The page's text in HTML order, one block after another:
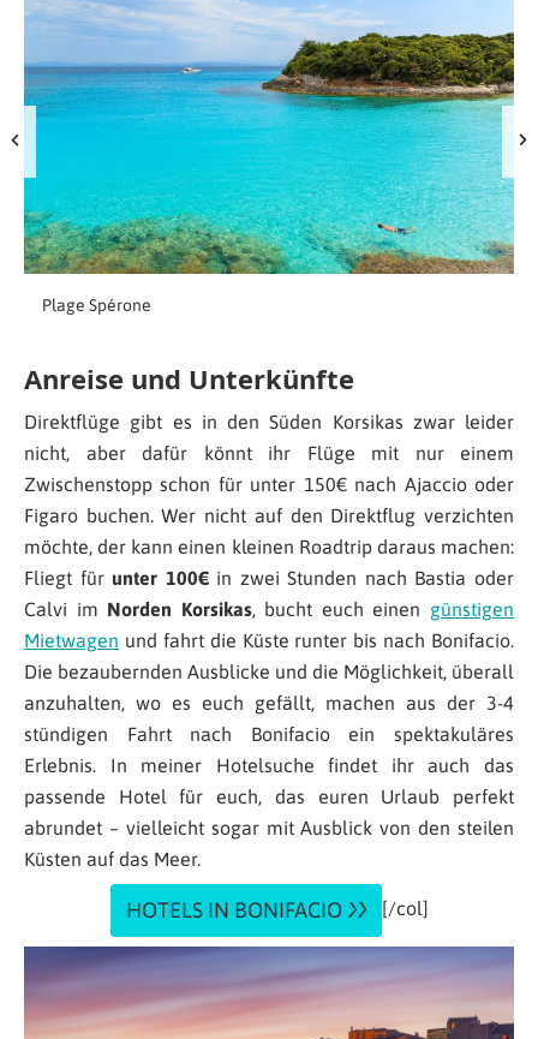
Plage Spérone
Anreise und Unterkünfte
Direktflüge gibt es in den Süden Korsikas zwar leider
nicht, aber dafür könnt ihr Flüge mit nur einem
Zwischenstopp schon für unter 150€ nach Ajaccio oder
Figaro buchen. Wer nicht auf den Direktflug verzichten
möchte, der kann einen kleinen Roadtrip daraus machen:
Fliegt für unter 100€ in zwei Stunden nach Bastia oder
Calvi im Norden Korsikas, bucht euch einen günstigen
Mietwagen und fahrt die Küste runter bis nach Bonifacio.
Die bezaubernden Ausblicke und die Möglichkeit, überall
anzuhalten, wo es euch gefällt, machen aus der 3-4
stündigen Fahrt nach Bonifacio ein spektakuläres
Erlebnis. In meiner Hotelsuche findet ihr auch das
passende Hotel für euch, das euren Urlaub perfekt
abrundet – vielleicht sogar mit Ausblick von den steilen
Küsten auf das Meer.
HOTELS IN BONIFACIO [/col]